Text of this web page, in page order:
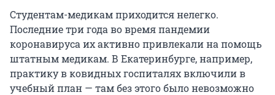
Студентам-медикам приходится нелегко.
Последние три года во время пандемии
коронавируса их активно привлекали на помощь
штатным медикам. В Екатеринбурге, например,
практику в ковидных госпиталях включили в
учебный план — там без этого было невозможно